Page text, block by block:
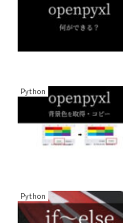
Python
Python